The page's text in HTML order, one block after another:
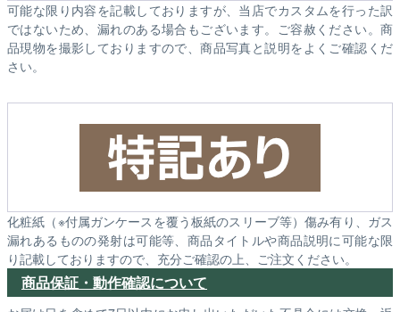
可能な限り内容を記載しておりますが、当店でカスタムを行った訳
ではないため、漏れのある場合もございます。ご容赦ください。商
品現物を撮影しておりますので、商品写真と説明をよくご確認くだ
さい。
化粧紙（※付属ガンケースを覆う板紙のスリーブ等）傷み有り、ガス
漏れあるものの発射は可能等、商品タイトルや商品説明に可能な限
り記載しておりますので、充分ご確認の上、ご注文ください。
商品保証・動作確認について